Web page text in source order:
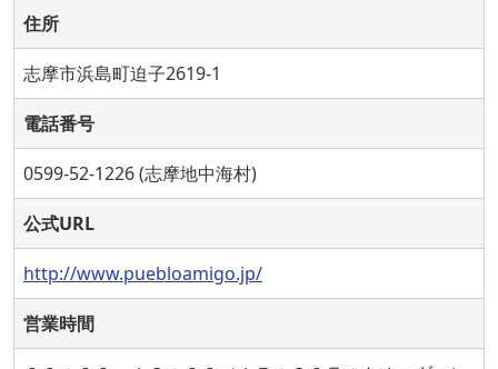
住所
志摩市浜島町迫子2619-1
電話番号
0599-52-1226 (志摩地中海村)
公式URL
http://www.puebloamigo.jp/
営業時間